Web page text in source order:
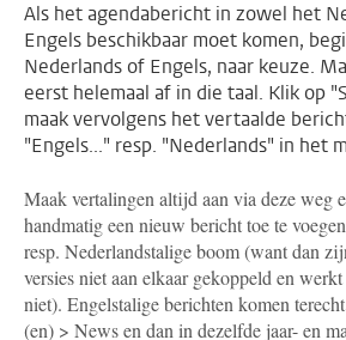
Als het agendabericht in zowel het
Engels beschikbaar moet komen,
Nederlands of Engels, naar keuze.
eerst helemaal af in die taal. Klik op
maak vervolgens het vertaalde
"Engels..." resp. "Nederlands" in het
Maak vertalingen altijd aan via deze weg
handmatig een nieuw bericht toe te
resp. Nederlandstalige boom (want dan
versies niet aan elkaar gekoppeld en
niet). Engelstalige berichten komen
(en) > News en dan in dezelfde jaar- en